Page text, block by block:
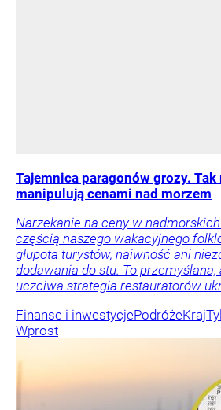
Tajemnica paragonów grozy.
manipulują cenami nad morzem
Narzekanie na ceny w
częścią naszego wakacyjnego
głupota turystów, naiwność ani
dodawania do stu. To przemyślana,
uczciwa strategia restauratorów
Finanse i inwestycjePodróżeKraj
Wprost